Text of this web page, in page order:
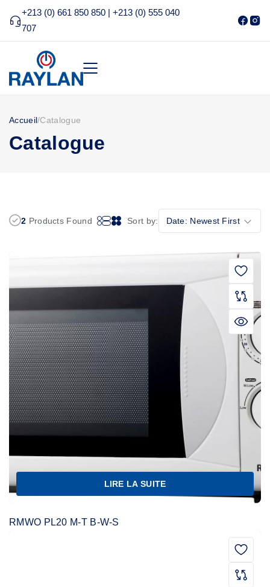
+213 (0) 661 850 850 | +213 (0) 555 040
707
Accueil/Catalogue
Catalogue
2 Products Found Sort by: Date: Newest First
LIRE LA SUITE
RMWO PL20 M-T B-W-S